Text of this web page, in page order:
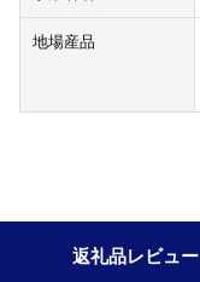
地場産品
返礼品レビュー